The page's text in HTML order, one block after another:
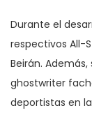
Durante el
respectivos All-
Beirán.
ghostwriter
deportistas en